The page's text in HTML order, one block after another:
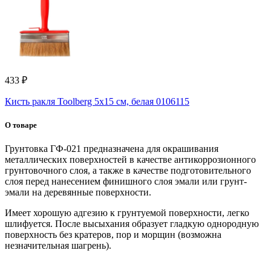
433 ₽
Кисть ракля Toolberg 5х15 см, белая 0106115
О товаре
Грунтовка ГФ-021 предназначена для окрашивания
металлических поверхностей в качестве антикоррозионного
грунтовочного слоя, а также в качестве подготовительного
слоя перед нанесением финишного слоя эмали или грунт-
эмали на деревянные поверхности.
Имеет хорошую адгезию к грунтуемой поверхности, легко
шлифуется. После высыхания образует гладкую однородную
поверхность без кратеров, пор и морщин (возможна
незначительная шагрень).